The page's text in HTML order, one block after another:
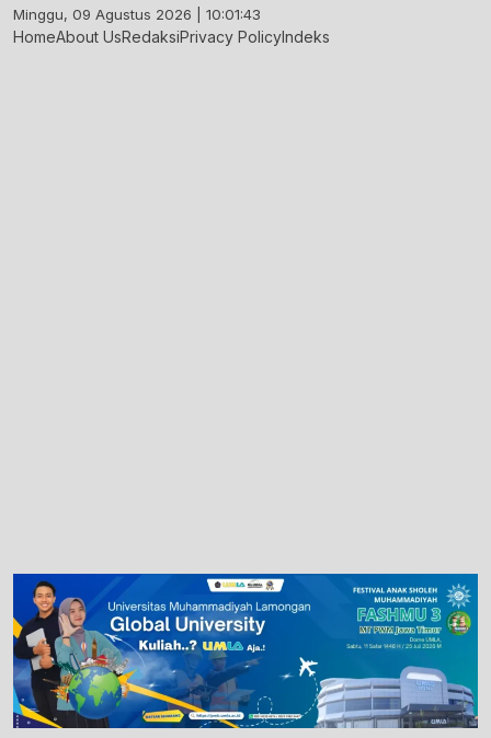
Skip
to
Minggu, 09 Agustus 2026 | 10:01:44
HomeAbout UsRedaksiPrivacy PolicyIndeks